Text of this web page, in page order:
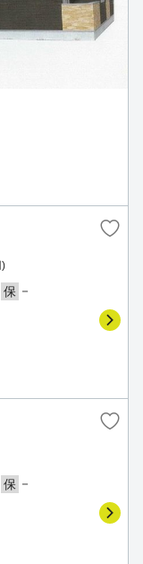
保 －
保 －